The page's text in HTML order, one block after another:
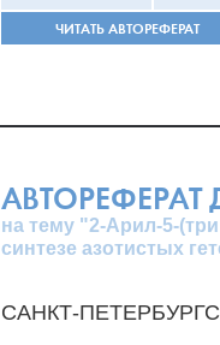
ЧИТАТЬ АВТОРЕФЕРАТ
АВТОРЕФЕРАТ
на тему "2-Арил-5-
синтезе азотистых
САНКТ-